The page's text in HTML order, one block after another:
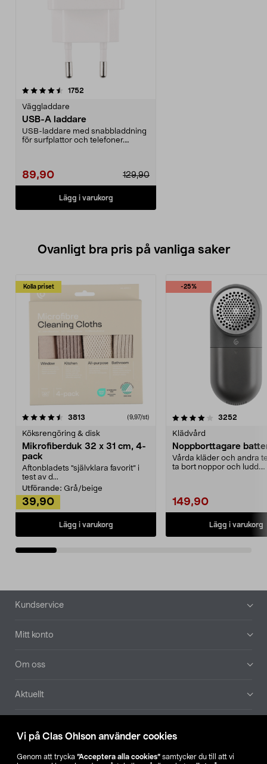
Vi på Clas Ohlson använder cookies
Genom att trycka ”Acceptera alla cookies” samtycker du till att vi
1752
Väggladdare
USB-A laddare
USB-laddare med snabbladdning
för surfplattor och telefoner.
129,90
89,90
Lägg i varukorg
Ovanligt bra pris på vanliga saker
Kolla priset
3813 (9,97/st)
Köksrengöring & disk
Mikrofiberduk 32 x 31 cm, 4-
pack
Aftonbladets "självklara favorit” i
test av d...
Utförande: Grå/beige
39,90
Lägg i varukorg
-25%
4.0av 5 stjärnor 3252
Klädvård
Noppborttagare
Vårda kläder och andra
ta bort noppor och ludd.
149,90
Lägg i varukorg
4.5av 5 stjärnor
Sidfot
Kundservice
Mitt konto
Om oss
Aktuellt
Hitta butik